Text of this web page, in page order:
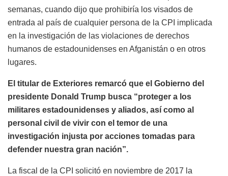
semanas, cuando dijo que prohibiría los visados de
entrada al país de cualquier persona de la CPI implicada
en la investigación de las violaciones de derechos
humanos de estadounidenses en Afganistán o en otros
lugares.
El titular de Exteriores remarcó que el Gobierno del
presidente Donald Trump busca “proteger a los
militares estadounidenses y aliados, así como al
personal civil de vivir con el temor de una
investigación injusta por acciones tomadas para
defender nuestra gran nación”.
La fiscal de la CPI solicitó en noviembre de 2017 la